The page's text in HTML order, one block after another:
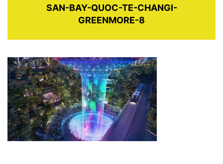
SAN-BAY-QUOC-TE-CHANGI-
GREENMORE-8